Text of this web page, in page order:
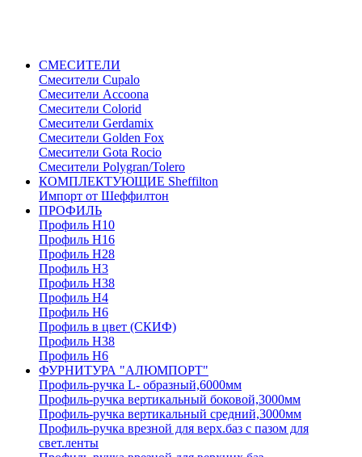
СМЕСИТЕЛИ
Cмесители Cupalo
Смесители Accoona
Смесители Colorid
Смесители Gerdamix
Смесители Golden Fox
Смесители Gota Rocio
Смесители Polygran/Tolero
КОМПЛЕКТУЮЩИЕ Sheffilton
Импорт от Шеффилтон
ПРОФИЛЬ
Профиль H10
Профиль H16
Профиль H28
Профиль H3
Профиль H38
Профиль H4
Профиль H6
Профиль в цвет (СКИФ)
Профиль H38
Профиль H6
ФУРНИТУРА "АЛЮМПОРТ"
Профиль-ручка L- образный,6000мм
Профиль-ручка вертикальный боковой,3000мм
Профиль-ручка вертикальный средний,3000мм
Профиль-ручка врезной для верх.баз с пазом для
свет.ленты